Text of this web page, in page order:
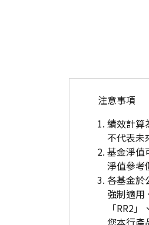
注意事項
績效計算
不代表未
基金淨值
淨值參考
各基金於
強制適用
「RR2
您本行產